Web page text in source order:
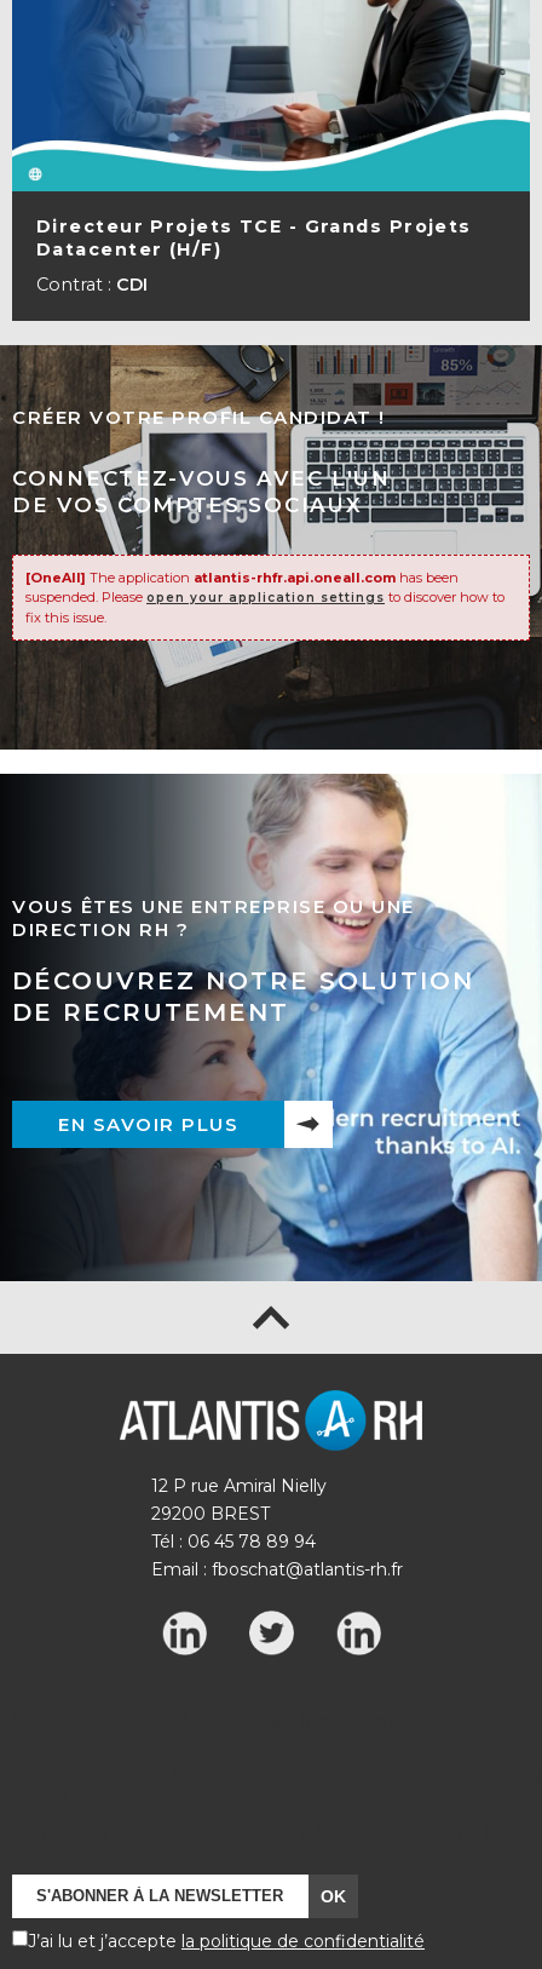
Directeur Projets TCE - Grands Projets
Datacenter (H/F)
Contrat : CDI
CRÉER VOTRE PROFIL CANDIDAT !
CONNECTEZ-VOUS AVEC L'UN
DE VOS COMPTES SOCIAUX
[OneAll] The application atlantis-rhfr.api.oneall.com has been
suspended. Please open your application settings to discover how to
fix this issue.
VOUS ÊTES UNE ENTREPRISE OU UNE
DIRECTION RH ?
DÉCOUVREZ NOTRE SOLUTION
DE RECRUTEMENT
EN SAVOIR PLUS
12 P rue Amiral Nielly
29200 BREST
Tél : 06 45 78 89 94
Email : fboschat@atlantis-rh.fr
J’ai lu et j’accepte la politique de confidentialité